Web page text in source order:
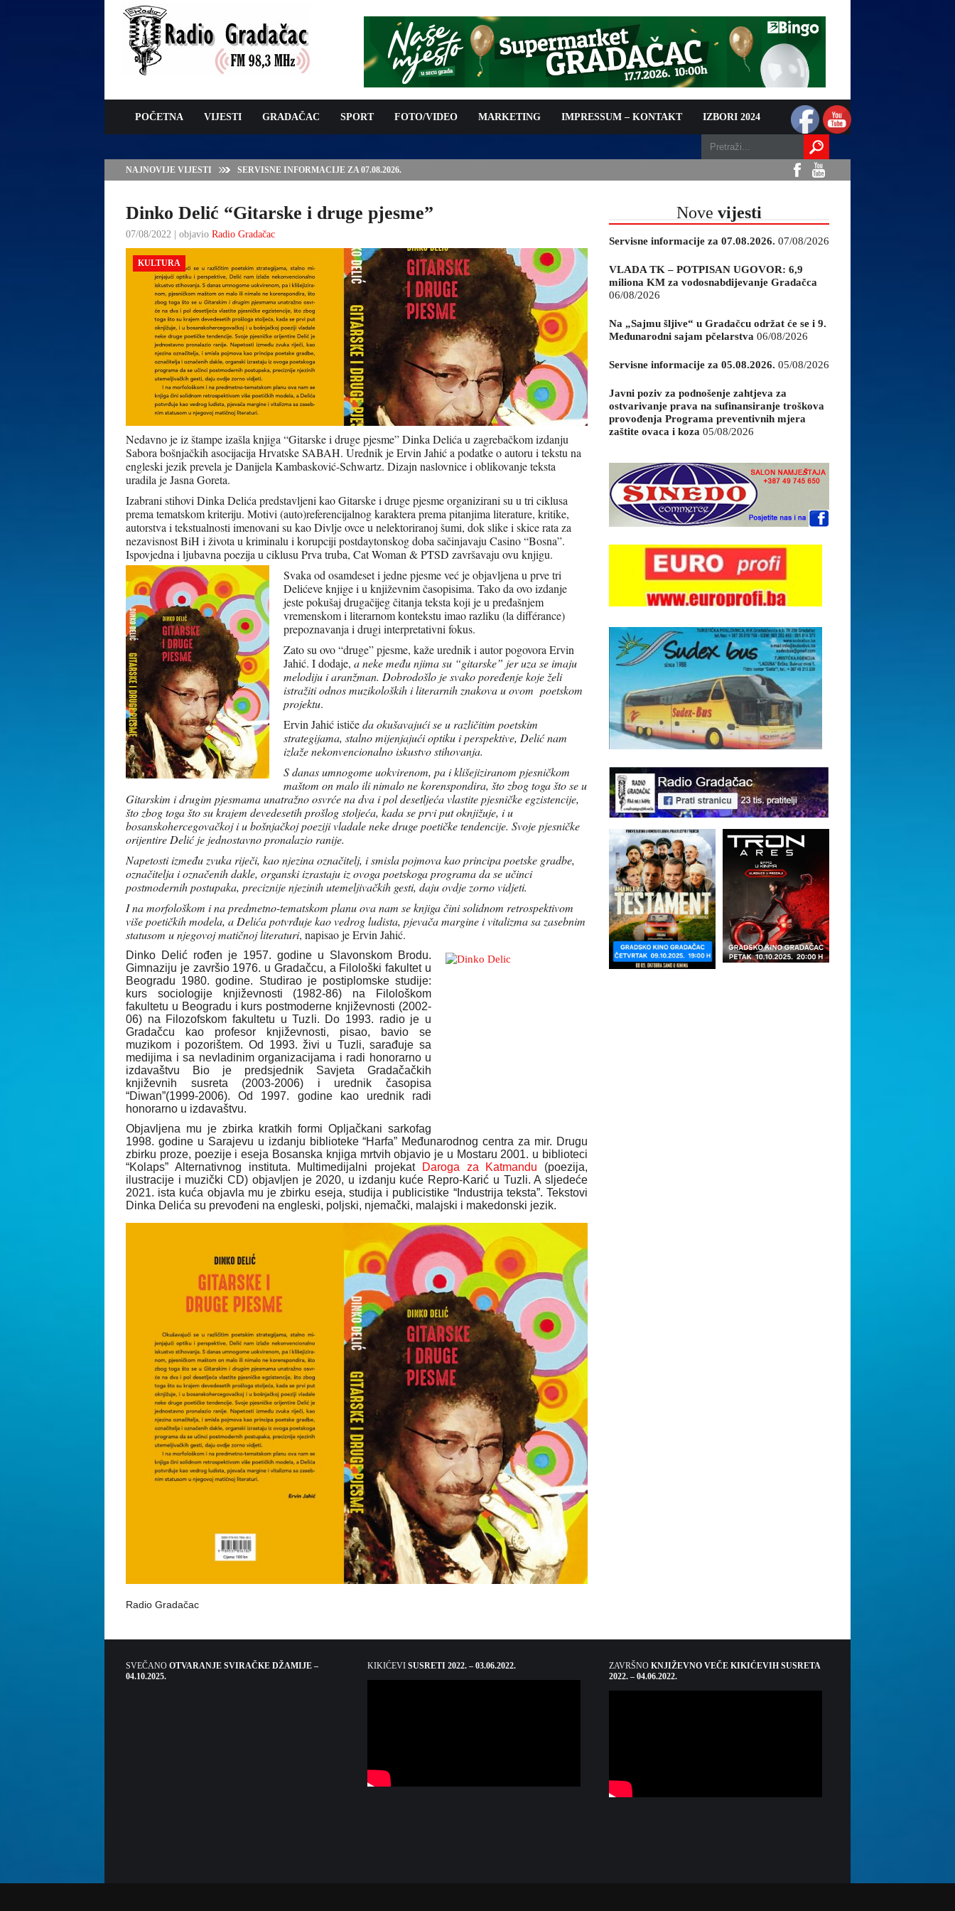
POČETNA VIJESTI GRADAČAC SPORT FOTO/VIDEO MARKETING IMPRESSUM – KONTAKT IZBORI 2024
NAJNOVIJE VIJESTI
VLADA TK – POTPISAN UGOVOR: 6,9 MILIONA KM ZA VODOSNABDIJEVANJE
GRADAČCA
Dinko Delić “Gitarske i druge pjesme”
07/08/2022 | objavio Radio Gradačac
KULTURA
Nedavno je iz štampe izašla knjiga “Gitarske i druge pjesme” Dinka Delića u zagrebačkom izdanju
Sabora bošnjačkih asocijacija Hrvatske SABAH. Urednik je Ervin Jahić a podatke o autoru i tekstu na
engleski jezik prevela je Danijela Kambasković-Schwartz. Dizajn naslovnice i oblikovanje teksta
uradila je Jasna Goreta.
Izabrani stihovi Dinka Delića predstavljeni kao Gitarske i druge pjesme organizirani su u tri ciklusa
prema tematskom kriteriju. Motivi (auto)referencijalnog karaktera prema pitanjima literature, kritike,
autorstva i tekstualnosti imenovani su kao Divlje ovce u nelektoriranoj šumi, dok slike i skice rata za
nezavisnost BiH i života u kriminalu i korupciji postdaytonskog doba sačinjavaju Casino “Bosna”.
Ispovjedna i ljubavna poezija u ciklusu Prva truba, Cat Woman & PTSD završavaju ovu knjigu.
Svaka od osamdeset i jedne pjesme već je objavljena u prve tri
Delićeve knjige i u književnim časopisima. Tako da ovo izdanje
jeste pokušaj drugačijeg čitanja teksta koji je u pređašnjem
vremenskom i literarnom kontekstu imao razliku (la différance)
prepoznavanja i drugi interpretativni fokus.
Zato su ovo “druge” pjesme, kaže urednik i autor pogovora Ervin
Jahić. I dodaje, a neke među njima su “gitarske” jer uza se imaju
melodiju i aranžman. Dobrodošlo je svako poređenje koje želi
istražiti odnos muzikoloških i literarnih znakova u ovom poetskom
projektu.
Ervin Jahić ističeda okušavajući se u različitim poetskim
strategijama, stalno mijenjajući optiku i perspektive, Delić nam
izlaže nekonvencionalno iskustvo stihovanja.
S danas umnogome uokvirenom, pa i klišejiziranom pjesničkom
maštom on malo ili nimalo ne korenspondira, što zbog toga što se u
Gitarskim i drugim pjesmama unatražno osvrće na dva i pol desetljeća vlastite pjesničke egzistencije,
što zbog toga što su krajem devedesetih prošlog stoljeća, kada se prvi put oknjižuje, i u
bosanskohercegovačkoj i u bošnjačkoj poeziji vladale neke druge poetičke tendencije. Svoje pjesničke
orijentire Delić je jednostavno pronalazio ranije.
Napetosti između zvuka riječi, kao njezina označitelj, i smisla pojmova kao principa poetske gradbe,
označitelja i označenih dakle, organski izrastaju iz ovoga poetskoga programa da se učinci
postmodernih postupaka, preciznije njezinih utemeljivačkih gesti, daju ovdje zorno vidjeti.
I na morfološkom i na predmetno-tematskom planu ova nam se knjiga čini solidnom retrospektivom
više poetičkih modela, a Delića potvrđuje kao vedrog ludista, pjevača margine i vitalizma sa zasebnim
statusom u njegovoj matičnoj literaturi, napisao je Ervin Jahić.
Dinko Delić rođen je 1957. godine u Slavonskom Brodu.
Gimnaziju je završio 1976. u Gradačcu, a Filološki fakultet u
Beogradu 1980. godine. Studirao je postiplomske studije:
kurs sociologije književnosti (1982-86) na Filološkom
fakultetu u Beogradu i kurs postmoderne književnosti (2002-
06) na Filozofskom fakultetu u Tuzli. Do 1993. radio je u
Gradačcu kao profesor književnosti, pisao, bavio se
muzikom i pozorištem. Od 1993. živi u Tuzli, sarađuje sa
medijima i sa nevladinim organizacijama i radi honorarno u
izdavaštvu Bio je predsjednik Savjeta Gradačačkih
književnih susreta (2003-2006) i urednik časopisa
“Diwan”(1999-2006). Od 1997. godine kao urednik radi
honorarno u izdavaštvu.
Objavljena mu je zbirka kratkih formi Opljačkani sarkofag
1998. godine u Sarajevu u izdanju biblioteke “Harfa” Međunarodnog centra za mir. Drugu
zbirku proze, poezije i eseja Bosanska knjiga mrtvih objavio je u Mostaru 2001. u biblioteci
“Kolaps” Alternativnog instituta. Multimedijalni projekat
Daroga za Katmandu (poezija,
ilustracije i muzički CD) objavljen je 2020, u izdanju kuće Repro-Karić u Tuzli. A sljedeće
2021. ista kuća objavla mu je zbirku eseja, studija i publicistike “Industrija teksta”. Tekstovi
Dinka Delića su prevođeni na engleski, poljski, njemački, malajski i makedonski jezik.
Radio Gradačac
Nove vijesti
Servisne informacije za 07.08.2026. 07/08/2026
VLADA TK – POTPISAN UGOVOR: 6,9
miliona KM za vodosnabdijevanje Gradačca
06/08/2026
Na „Sajmu šljive“ u Gradačcu održat će se i 9.
Međunarodni sajam pčelarstva 06/08/2026
Servisne informacije za 05.08.2026. 05/08/2026
Javni poziv za podnošenje zahtjeva za
ostvarivanje prava na sufinansiranje troškova
provođenja Programa preventivnih mjera
zaštite ovaca i koza 05/08/2026
SVEČANO OTVARANJE SVIRAČKE DŽAMIJE –
04.10.2025.
KIKIĆEVI SUSRETI 2022. – 03.06.2022. ZAVRŠNO KNJIŽEVNO VEČE KIKIĆEVIH SUSRETA
2022. – 04.06.2022.